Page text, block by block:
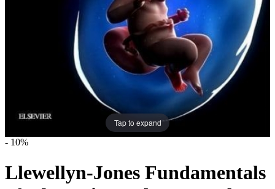
Tap to expand
- 10%
Llewellyn-Jones Fundamentals